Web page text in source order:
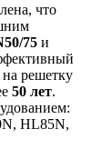
что
75 и
решетку
50 лет.
HL85N,